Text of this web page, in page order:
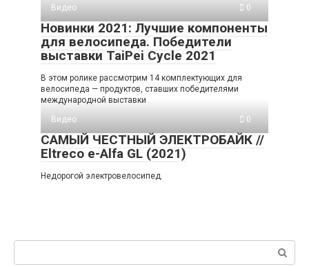
Видео
0
Новинки 2021: Лучшие компоненты
для велосипеда. Победители
выставки TaiPei Cycle 2021
В этом ролике рассмотрим 14 комплектующих для
велосипеда — продуктов, ставших победителями
международной выставки
Видео
0
САМЫЙ ЧЕСТНЫЙ ЭЛЕКТРОБАЙК //
Eltreco e-Alfa GL (2021)
Недорогой электровелосипед.